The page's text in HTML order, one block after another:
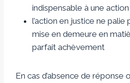
indispensable à une
l’action en justice ne palie
mise en demeure en
parfait achèvement
En cas d’absence de réponse